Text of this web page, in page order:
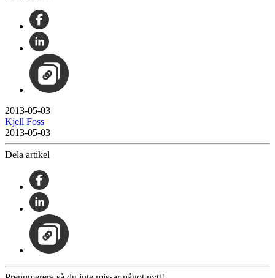
2013-05-03
Kjell Foss
2013-05-03
Dela artikel